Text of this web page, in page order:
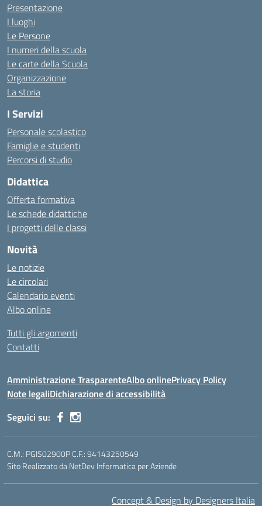
Presentazione
I luoghi
Le Persone
I numeri della scuola
Le carte della Scuola
Organizzazione
La storia
I Servizi
Personale scolastico
Famiglie e studenti
Percorsi di studio
Didattica
Offerta formativa
Le schede didattiche
I progetti delle classi
Novità
Le notizie
Le circolari
Calendario eventi
Albo online
Tutti gli argomenti
Contatti
Amministrazione TrasparenteAlbo onlinePrivacy Policy
Note legaliDichiarazione di accessibilità
Seguici su:
C.M.: PGIS02900P C.F.: 94143250549
Sito Realizzato da NetDev Informatica per Aziende
Concept & Design by Designers Italia